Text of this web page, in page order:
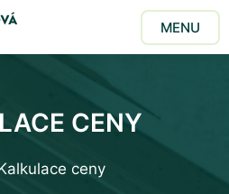
MENU
CENY
ceny